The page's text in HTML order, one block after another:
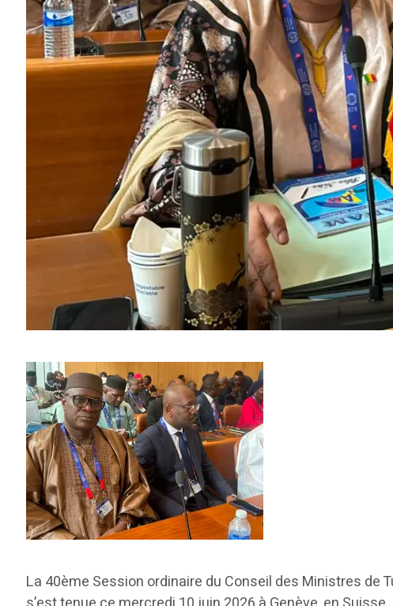
La 40ème Session ordinaire du Conseil des Ministres de